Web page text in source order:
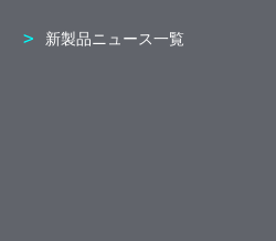
新製品ニュース一覧